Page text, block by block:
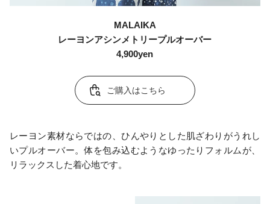
MALAIKA
レーヨンアシンメトリープルオーバー
4,900yen
ご購入はこちら
レーヨン素材ならではの、ひんやりとした肌ざわりがうれし
いプルオーバー。体を包み込むようなゆったりフォルムが、
リラックスした着心地です。